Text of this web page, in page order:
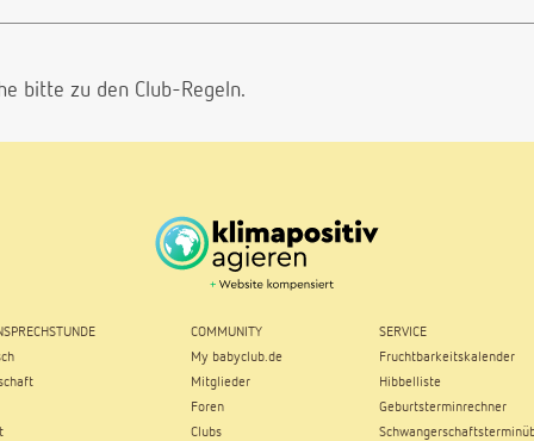
bitte zu den Club-Regeln.
COMMUNITY
My babyclub.de
Mitglieder
Foren
Clubs
SERVICE
Fruchtbarkeitskalender
Hibbelliste
Geburtsterminrechner